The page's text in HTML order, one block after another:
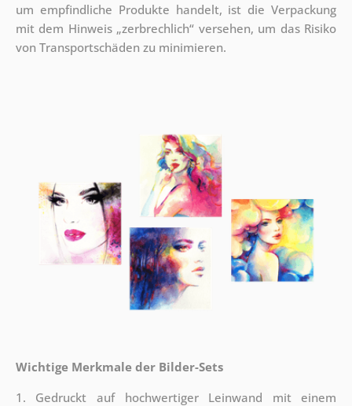
um empfindliche Produkte handelt, ist die Verpackung
mit dem Hinweis „zerbrechlich“ versehen, um das Risiko
von Transportschäden zu minimieren.
Wichtige Merkmale der Bilder-Sets
1. Gedruckt auf hochwertiger Leinwand mit einem